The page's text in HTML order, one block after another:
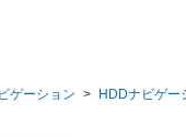
ゲーション > HDDナビゲー